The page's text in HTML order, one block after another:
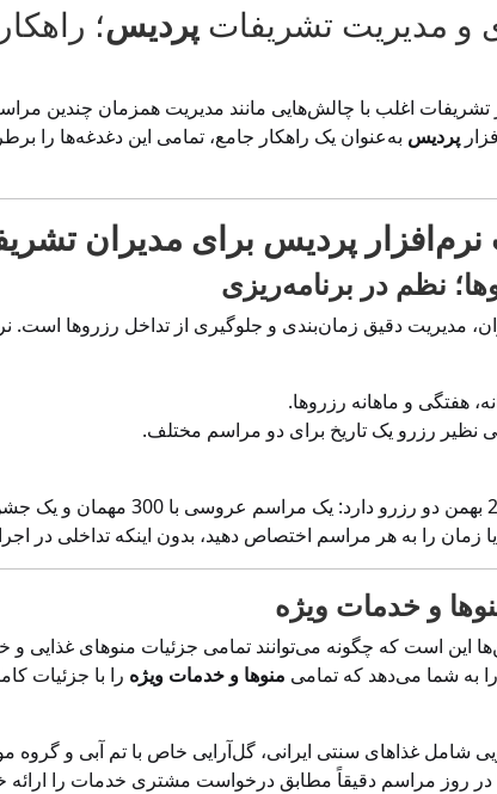
و مدیریت تشریفات پردیس؛
تشریفات اغلب با چالش‌هایی مانند مدیریت همزمان چندین
پردیس به‌عنوان یک راهکار جامع، تمامی این دغدغه‌ها را
نرم‌افزار پردیس برای مدیران
مدیریت دقیق زمان‌بندی و جلوگیری از تداخل رزروها است.
هفتگی و ماهانه رزروها.
نظیر رزرو یک تاریخ برای دو مراسم مختلف.
زمان را به هر مراسم اختصاص دهید، بدون اینکه تداخلی در
این است که چگونه می‌توانند تمامی جزئیات منوهای غذایی
به شما می‌دهد که تمامی منوها و خدمات ویژه را با جزئیات
غذاهای سنتی ایرانی، گل‌آرایی خاص با تم آبی و گروه
روز مراسم دقیقاً مطابق درخواست مشتری خدمات را ارائه